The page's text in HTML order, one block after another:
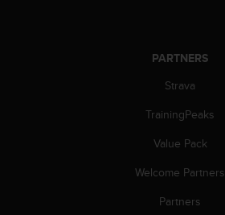
PARTNERS
Strava
TrainingPeaks
Value Pack
Welcome Partners
Partners